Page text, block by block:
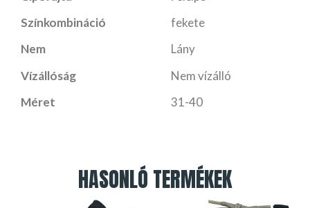
Színkombináció
fekete
Nem
Lány
Vízállóság
Nem vízálló
Méret
31-40
HASONLÓ TERMÉKEK